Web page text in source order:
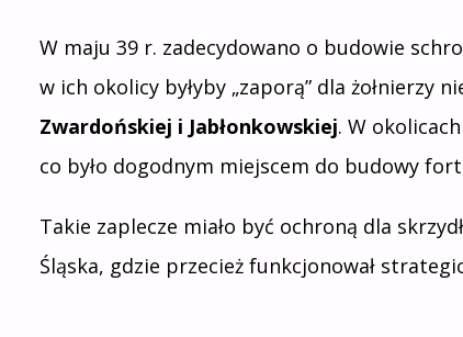
W maju 39 r. zadecydowano o budowie
w ich okolicy byłyby „zaporą” dla żołnierzy
Zwardońskiej i Jabłonkowskiej. W
co było dogodnym miejscem do budowy
Takie zaplecze miało być ochroną dla
Śląska, gdzie przecież funkcjonował